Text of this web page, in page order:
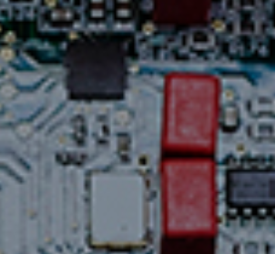
boutique